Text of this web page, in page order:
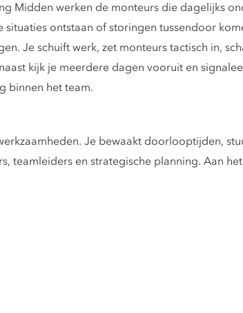
Midden werken de monteurs die dagelijks
ontstaan of storingen tussendoor
Je schuift werk, zet monteurs tactisch in,
kijk je meerdere dagen vooruit en
binnen het team.
Je bewaakt doorlooptijden,
teamleiders en strategische planning. Aan